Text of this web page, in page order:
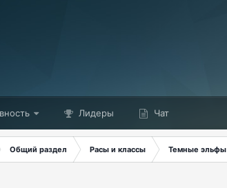
Лидеры Чат
Общий раздел Расы и классы Темные эльфы